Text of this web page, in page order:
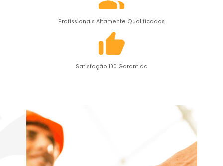
Profissionais Altamente Qualificados
Satisfação 100 Garantida